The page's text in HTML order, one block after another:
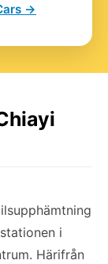
→
i
Härifrån